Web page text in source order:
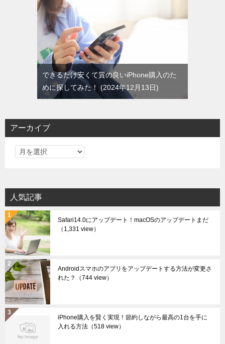
できるだけ安くて質の良いiPhone購入のた
めに探してみた！
2024年12月13日
アーカイブ
ア
イ
ブ
人気記事
Safari14.0にアップデート！macOSのアップデートまだ
（1,331 view）
Androidスマホのアプリをアップデートする方法が変更さ
れた？
（744 view）
iPhone購入を賢く実現！節約しながら最高の1台を手に
入れる方法 （518 view）